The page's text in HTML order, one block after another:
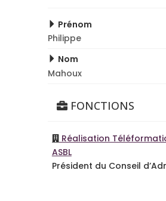
Prénom
Philippe
Nom
Mahoux
FONCTIONS
Réalisation
ASBL
Président du Conseil